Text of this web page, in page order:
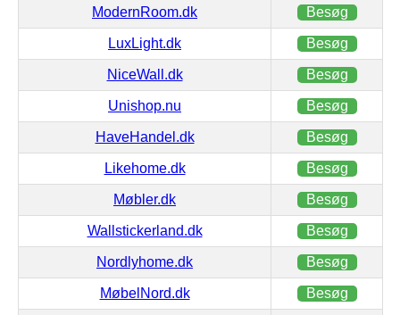
ModernRoom.dk Besøg
LuxLight.dk Besøg
NiceWall.dk Besøg
Unishop.nu Besøg
HaveHandel.dk Besøg
Likehome.dk Besøg
Møbler.dk Besøg
Wallstickerland.dk Besøg
Nordlyhome.dk Besøg
MøbelNord.dk Besøg